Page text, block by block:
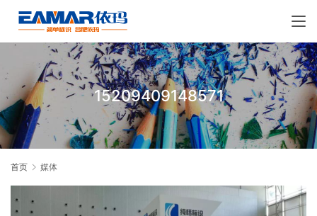
15209409148571
首页 媒体